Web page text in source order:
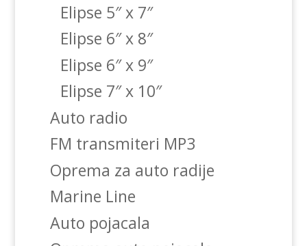
Elipse 5″ x 7″
Elipse 6″ x 8″
Elipse 6″ x 9″
Elipse 7″ x 10″
Auto radio
FM transmiteri MP3
Oprema za auto radije
Marine Line
Auto pojacala